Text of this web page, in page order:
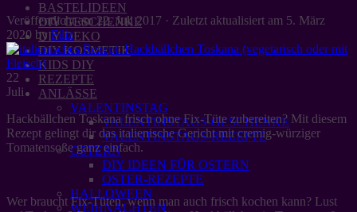
BASTELIDEEN
DIY GESCHENKE
DIY DEKO
DIY KOSMETIK
KIDS DIY
REZEPTE
ANLÄSSE
VALENTINSTAG
VALENTINSTAGS-GESCHENKE
VALENTINSTAGS-REZEPTE
OSTERN
DIY IDEEN FÜR OSTERN
OSTER-REZEPTE
HALLOWEEN
WEIHNACHTEN
Veröffentlicht am22. Juli 2017 · Zuletzt aktualisiert am 5. März
2020 byFiliz
22
Juli
Hackbällchen Toskana frisch ohne Fix-Tüte zubereiten? Mit diesem
Rezept gelingt dir das italienische Gericht mit cremig-würziger
Tomatensoße ganz einfach.
Wer braucht Fix-Tüten, wenn man auch frisch kochen kann? Lust